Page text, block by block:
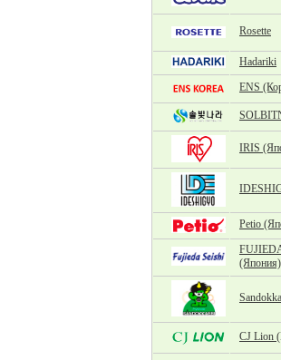
Rosette
Hadariki
ENS
IRIS
Petio
(Япония)
CJ Lion